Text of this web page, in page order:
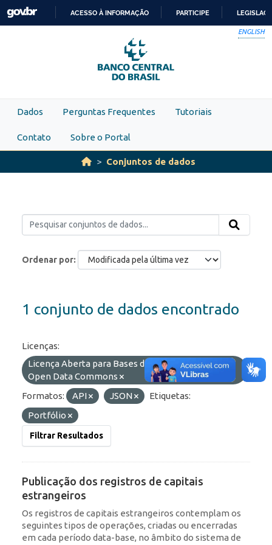
Skip to main content
PARA
O
CONTEÚDO
ACESSO À INFORMAÇÃO PARTICIPE
ENGLISH
Dados Perguntas Frequentes Tutoriais
Contato Sobre o Portal
Conjuntos de dados
Ordenar por
1 conjunto de dados encontrado
Licenças:
Licença Aberta para Bases de Dados (ODbL) do
Open Data Commons
Formatos:
API JSON
Etiquetas:
Portfólio
Filtrar Resultados
Publicação dos registros de capitais
estrangeiros
Os registros de capitais estrangeiros contemplam os
seguintes tipos de operações, criadas ou encerradas
em cada período data-base, no âmbito do sistema de